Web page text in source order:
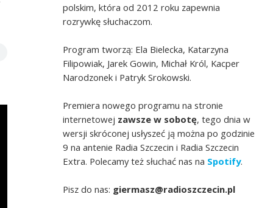
polskim, która od 2012 roku zapewnia
rozrywkę słuchaczom.
Program tworzą: Ela Bielecka, Katarzyna
Filipowiak, Jarek Gowin, Michał Król, Kacper
Narodzonek i Patryk Srokowski.
Premiera nowego programu na stronie
internetowej zawsze w sobotę, tego dnia w
wersji skróconej usłyszeć ją można po godzinie
9 na antenie Radia Szczecin i Radia Szczecin
Extra. Polecamy też słuchać nas na Spotify.
Pisz do nas: giermasz@radioszczecin.pl